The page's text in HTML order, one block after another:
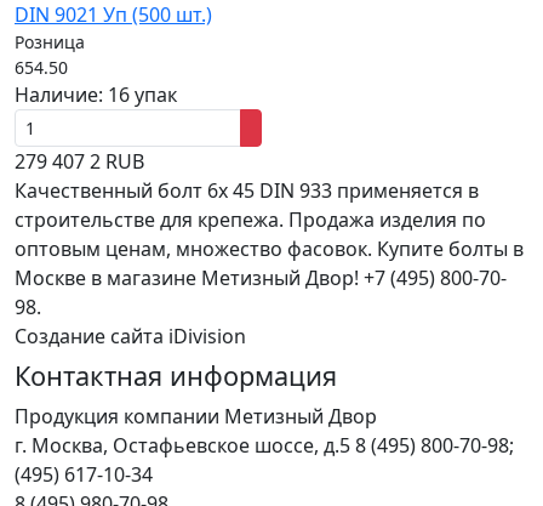
DIN 9021 Уп (500 шт.)
Розница
654.50
Наличие: 16 упак
2794072 RUB
Качественный болт 6х 45 DIN 933 применяется в
строительстве для крепежа. Продажа изделия по
оптовым ценам, множество фасовок. Купите болты в
Москве в магазине Метизный Двор! +7 (495) 800-70-
98.
Создание сайта iDivision
Контактная информация
Продукция компании Метизный Двор
г. Москва, Остафьевское шоссе, д.58 (495) 800-70-98;
(495) 617-10-34